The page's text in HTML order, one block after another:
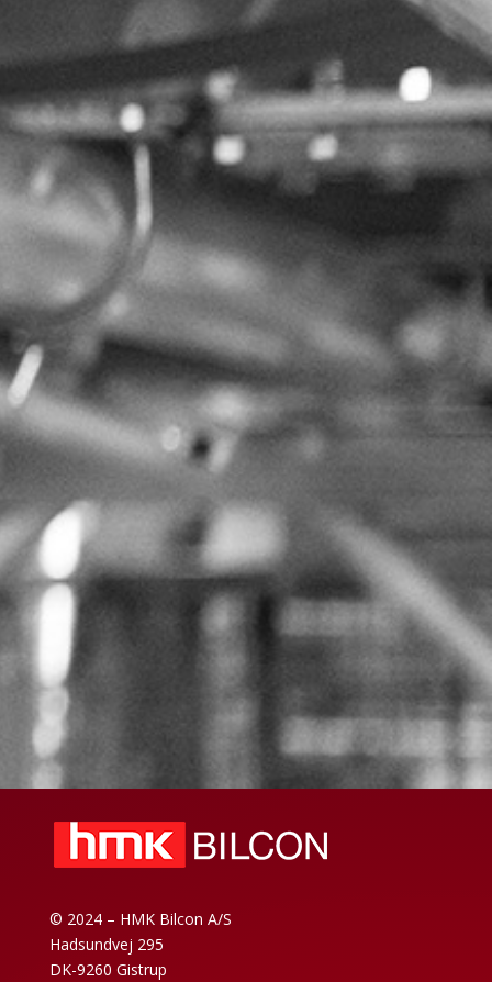
© 2024 – HMK Bilcon A/S
Hadsundvej 295
DK-9260 Gistrup